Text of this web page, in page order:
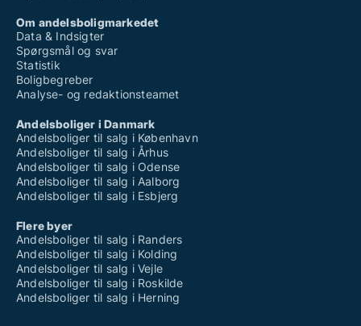
Om andelsboligmarkedet
Data & Indsigter
Spørgsmål og svar
Statistik
Boligbegreber
Analyse- og redaktionsteamet
Andelsboliger i Danmark
Andelsboliger til salg i København
Andelsboliger til salg i Århus
Andelsboliger til salg i Odense
Andelsboliger til salg i Aalborg
Andelsboliger til salg i Esbjerg
Flere byer
Andelsboliger til salg i Randers
Andelsboliger til salg i Kolding
Andelsboliger til salg i Vejle
Andelsboliger til salg i Roskilde
Andelsboliger til salg i Herning